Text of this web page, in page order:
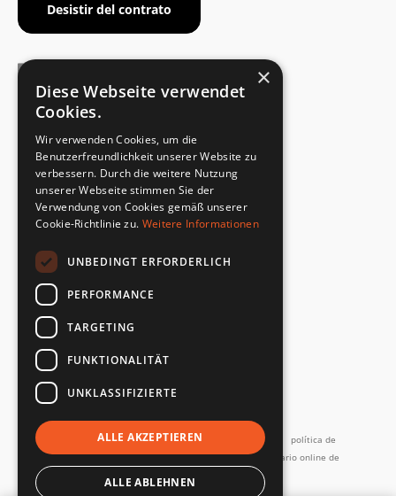
Desistir del contrato
Cumplimiento de la norma de seguridad
DEVOLUCIONES RÁPIDAS Y SENCILLAS
Servicio de devoluciones
DIRECTAMENTE DEL FABRICANTE
Control de calidad especial
Imprimir Términos y Condiciones Términos de servicio
política de
privacidad
Contacto Política de devoluciones
Formulario online de
desistimiento
y más...
×
Diese Webseite verwendet
Cookies.
Wir verwenden Cookies, um die
Benutzerfreundlichkeit unserer Website zu
verbessern. Durch die weitere Nutzung
unserer Webseite stimmen Sie der
Verwendung von Cookies gemäß unserer
Cookie-Richtlinie zu. Weitere Informationen
UNBEDINGT ERFORDERLICH
PERFORMANCE
TARGETING
FUNKTIONALITÄT
UNKLASSIFIZIERTE
ALLE AKZEPTIEREN
ALLE ABLEHNEN